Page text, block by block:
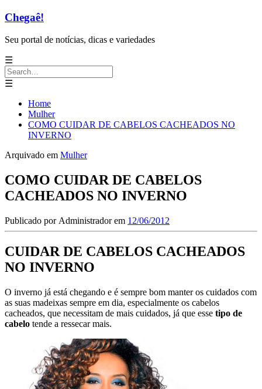
Chegaê!
Seu portal de notícias, dicas e variedades
☰
Search
for:
☰
Home
Mulher
COMO CUIDAR DE CABELOS CACHEADOS NO
INVERNO
Arquivado em Mulher
COMO CUIDAR DE CABELOS
CACHEADOS NO INVERNO
Publicado por Administradorem 12/06/2012
CUIDAR DE CABELOS CACHEADOS
NO INVERNO
O inverno já está chegando e é sempre bom manter os cuidados com
as suas madeixas sempre em dia, especialmente os cabelos
cacheados, que necessitam de mais cuidados, já que esse tipo de
cabelo tende a ressecar mais.